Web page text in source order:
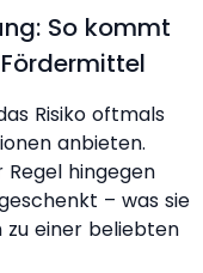
So kommt
Risiko oftmals
anbieten.
hingegen
– was sie
zu einer beliebten